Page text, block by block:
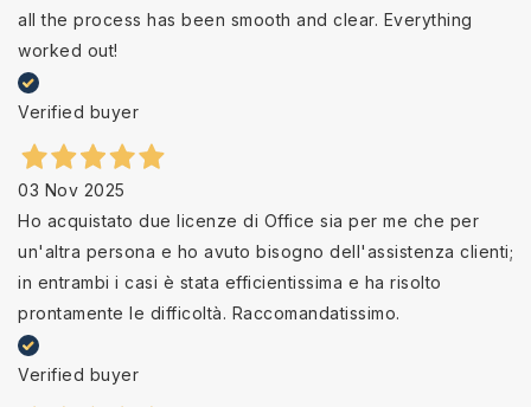
all the process has been smooth and clear. Everything
worked out!
Verified buyer
03 Nov 2025
Ho acquistato due licenze di Office sia per me che per
un'altra persona e ho avuto bisogno dell'assistenza clienti;
in entrambi i casi è stata efficientissima e ha risolto
prontamente le difficoltà. Raccomandatissimo.
Verified buyer